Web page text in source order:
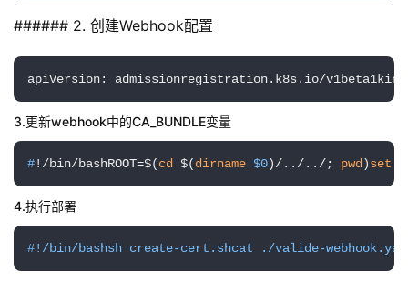
营
记
录
经
教
软
###### 2. 创建Webhook配置
apiVersion: admissionregistration.k8s.io/
3.更新webhook中的CA_BUNDLE变量
#!/bin/bashROOT=$(cd $(dirname $0)/../../; pwd )set
4.执行部署
#!/bin/bashsh create-cert.shcat ./valide-